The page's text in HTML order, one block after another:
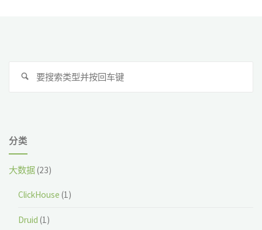
搜
分类
大数据(23)
ClickHouse (1)
Druid (1)